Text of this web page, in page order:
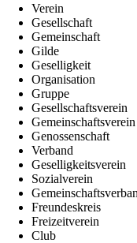
Verein
Gesellschaft
Gemeinschaft
Gilde
Geselligkeit
Organisation
Gruppe
Gesellschaftsverein
Gemeinschaftsverein
Genossenschaft
Verband
Geselligkeitsverein
Sozialverein
Freundeskreis
Freizeitverein
Club